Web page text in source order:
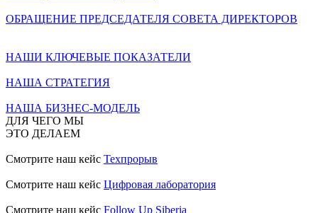
ОБРАЩЕНИЕ ПРЕДСЕДАТЕЛЯ СОВЕТА ДИРЕКТОРОВ
НАШИ КЛЮЧЕВЫЕ ПОКАЗАТЕЛИ
НАША СТРАТЕГИЯ
НАША БИЗНЕС-МОДЕЛЬ
ДЛЯ ЧЕГО МЫ
ЭТО ДЕЛАЕМ
Смотрите наш кейс Техпрорыв
Смотрите наш кейс Цифровая лаборатория
Смотрите наш кейс Follow Up Siberia